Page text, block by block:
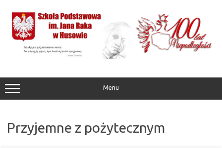
treści
Menu
Przyjemne z pożytecznym